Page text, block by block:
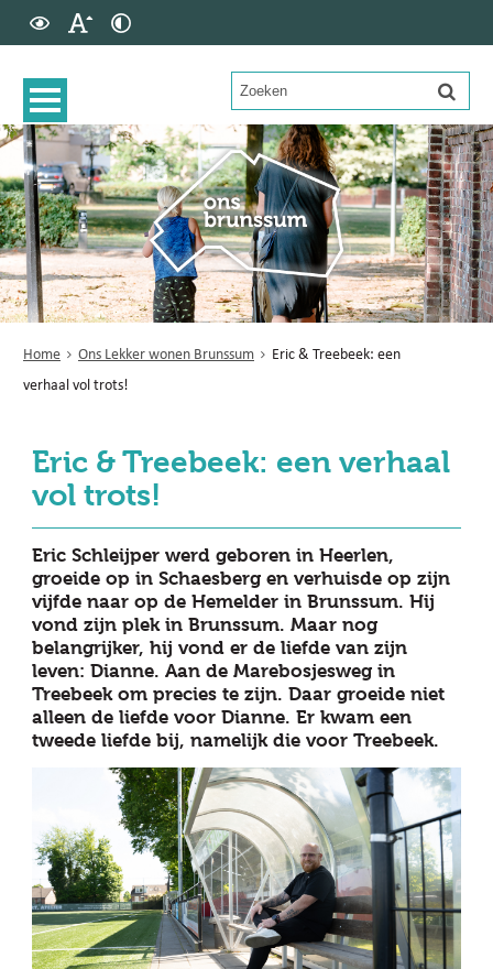
Home Ons Lekker wonen Brunssum
Eric & Treebeek: een
verhaal vol trots!
Eric & Treebeek: een verhaal
vol trots!
Eric Schleijper werd geboren in Heerlen,
groeide op in Schaesberg en verhuisde op zijn
vijfde naar op de Hemelder in Brunssum. Hij
vond zijn plek in Brunssum. Maar nog
belangrijker, hij vond er de liefde van zijn
leven: Dianne. Aan de Marebosjesweg in
Treebeek om precies te zijn. Daar groeide niet
alleen de liefde voor Dianne. Er kwam een
tweede liefde bij, namelijk die voor Treebeek.